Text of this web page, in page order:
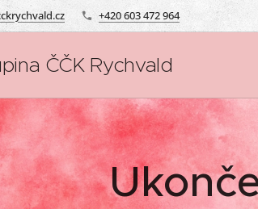
+420 603 472 964
ČČK Rychvald